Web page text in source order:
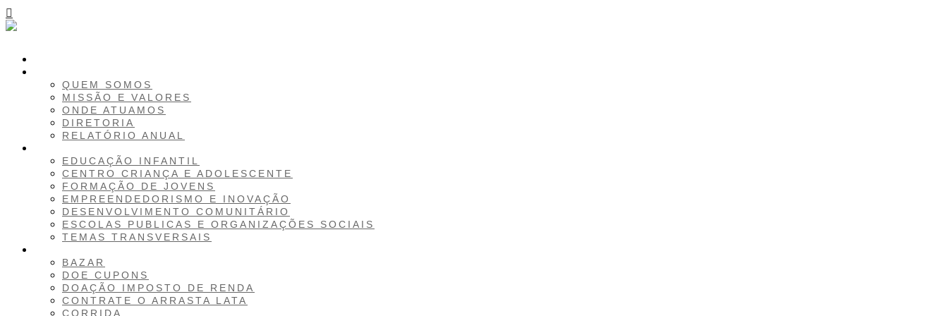
QUEM SOMOS
MISSÃO E VALORES
ONDE ATUAMOS
DIRETORIA
RELATÓRIO ANUAL
EDUCAÇÃO INFANTIL
CENTRO CRIANÇA E ADOLESCENTE
FORMAÇÃO DE JOVENS
EMPREENDEDORISMO E INOVAÇÃO
DESENVOLVIMENTO COMUNITÁRIO
ESCOLAS PUBLICAS E ORGANIZAÇÕES SOCIAIS
TEMAS TRANSVERSAIS
BAZAR
DOE CUPONS
DOAÇÃO IMPOSTO DE RENDA
CONTRATE O ARRASTA LATA
CORRIDA